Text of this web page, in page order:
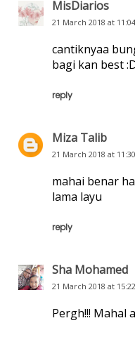
MisDiarios
21 March 2018 at 11:04
cantiknyaa
bagi kan best
reply
Miza Talib
21 March 2018 at 11:30
mahai benar
lama layu
reply
Sha Mohamed
21 March 2018 at 15:22
Pergh!!! Mahal